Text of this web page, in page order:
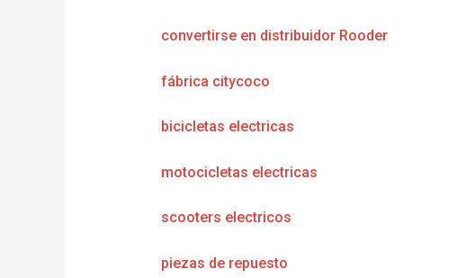
convertirse en distribuidor Rooder
fábrica citycoco
bicicletas electricas
motocicletas electricas
scooters electricos
piezas de repuesto